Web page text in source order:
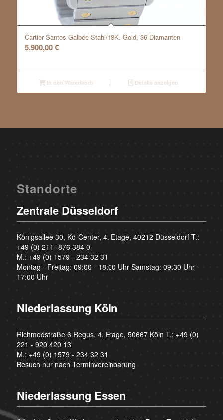
Cartier Santos Galbée Stahl/18K. Gold, 36 Diamanten
5.900,00€
In den Warenkorb Details anzeigen
Standorte
Zentrale Düsseldorf
Königsallee 30, Kö-Center, 4. Etage, 40212 Düsseldorf T.:
+49 (0) 211- 876 384 0
M.: +49 (0) 1579 - 234 32 31
Montag - Freitag: 09:00 - 18:00 Uhr Samstag: 09:30 Uhr -
17:00 Uhr
Niederlassung Köln
Richmodstraße 6 Regus, 4. Etage, 50667 Köln T.: +49 (0)
221 - 920 420 13
M.: +49 (0) 1579 - 234 32 31
Besuch nur nach Terminvereinbarung
Niederlassung Essen